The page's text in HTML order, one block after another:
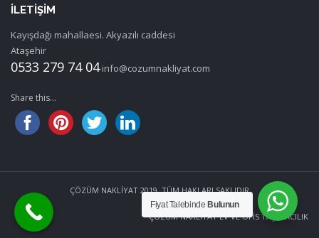
İLETIŞIM
Kayışdağı mahallaesi. Akyazılı caddesi
Ataşehir
0533 279 74 04 info@cozumnakliyat.com
Share this...
ÇÖZÜM NAKLİYAT 2019. TÜM HAKLARI SAKLIDIR
ÇÖZÜM NAKLİYAT EV VE OFİS TAŞIMACILIK
Fiyat Talebinde Bulunun